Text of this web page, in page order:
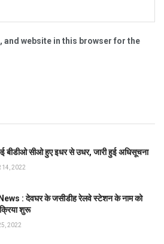
and website in this browser for the
सीओ हुए इधर से उधर, जारी हुई अधिसूचना
14, 2022
: देवघर के जसीडीह रेलवे स्टेशन के नाम को
शुरू
2022